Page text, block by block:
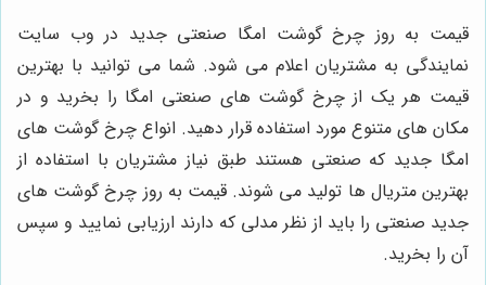
قیمت به روز چرخ گوشت امگا صنعتی جدید در وب سایت
نمایندگی به مشتریان اعلام می شود. شما می توانید با بهترین
قیمت هر یک از چرخ گوشت های صنعتی امگا را بخرید و در
مکان های متنوع مورد استفاده قرار دهید. انواع چرخ گوشت های
امگا جدید که صنعتی هستند طبق نیاز مشتریان با استفاده از
بهترین متریال ها تولید می شوند. قیمت به روز چرخ گوشت های
جدید صنعتی را باید از نظر مدلی که دارند ارزیابی نمایید و سپس
آن را بخرید.